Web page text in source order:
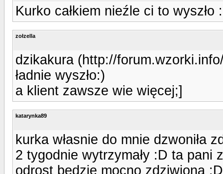
Kurko całkiem nieźle ci to wyszło
zołzella
dzikakura (http://
ładnie wyszło:)
a klient zawsze wie więcej;]
katarynka89
kurka własnie do mnie dzwoniła
2 tygodnie wytrzymały :D ta pani
odrost będzie mocno zdziwiona :D